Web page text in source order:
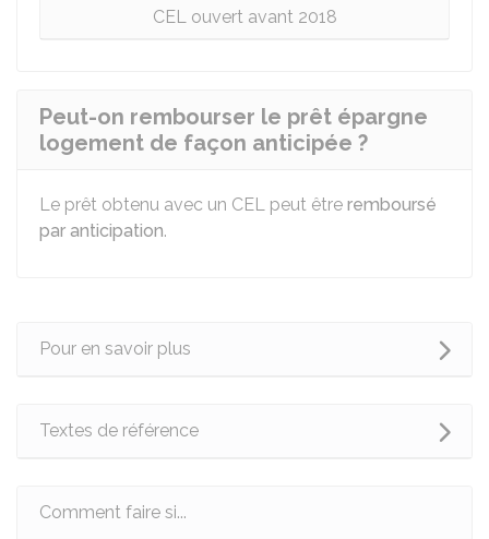
CEL ouvert avant 2018
Peut-on rembourser le prêt épargne
logement de façon anticipée ?
Le prêt obtenu avec un CEL peut être remboursé
par anticipation.
Pour en savoir plus
Textes de référence
Comment faire si...